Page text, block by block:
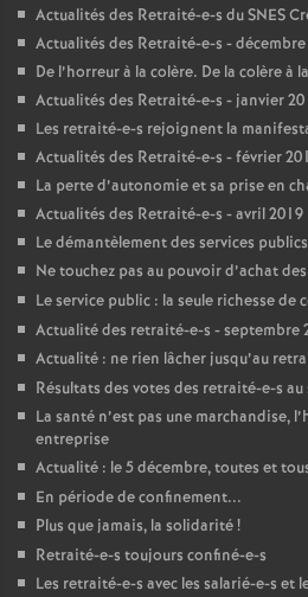
Actualités des Retraité-e-s duSNES
Actualités des Retraité-e-s -
De l’horreur à la colère. De la colère à
Actualités des Retraité-e-s - janvier
Les retraité-e-s rejoignent la
Actualités des Retraité-e-s - février
La perte d’autonomie et sa prise en
Actualités des Retraité-e-s - avril 2019
Le démantèlement des services publics
Ne touchez pas au pouvoir d’achat
Le service public : la seule richesse de
Actualité des retraité-e-s - septembre
Actualité : ne rien lâcher jusqu’au
Résultats des votes des retraité-e-s
La santé n’est pas une marchandise,
entreprise
Actualité : le 5 décembre, toutes et
En période de confinement...
Plus que jamais, la solidarité!
Retraité-e-s toujours confiné-e-s
Les retraité-e-s avec les salarié-e-s et